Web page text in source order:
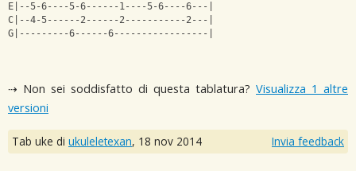
E|--5-6----5-6------1----5-6----6---|
C|--4-5------2------2-----------2---|
G|---------6------6-----------------|
⇢ Non sei soddisfatto di questa tablatura? Visualizza 1 altre
versioni
Tab uke di ukuleletexan, 18 nov 2014 Invia feedback